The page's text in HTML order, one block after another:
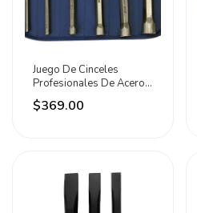
Juego De Cinceles
Profesionales De Acero
6 Piezas Surtek
$369.00